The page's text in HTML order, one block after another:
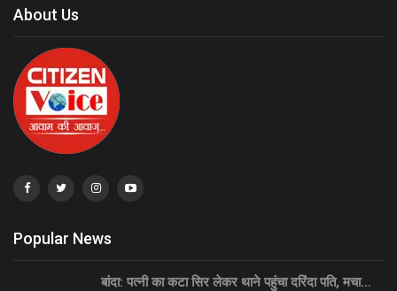
About Us
Popular News
बांदा: पत्नी का कटा सिर लेकर थाने पहुंचा दरिंदा पति, मचा…